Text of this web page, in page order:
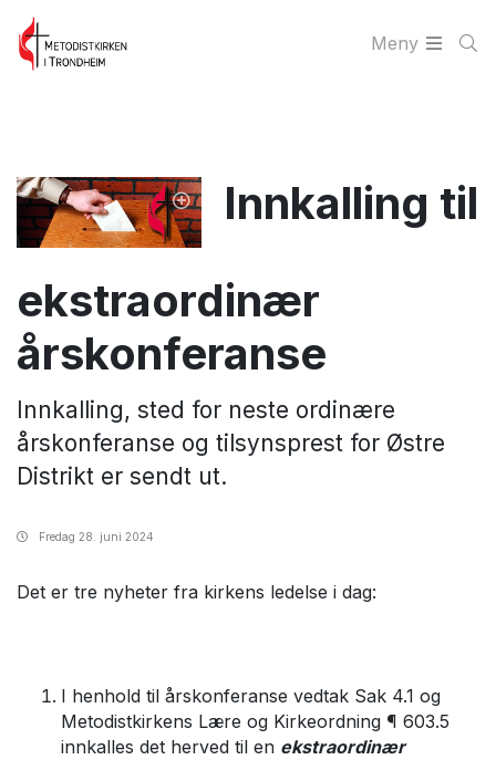
Meny
Innkalling til
ekstraordinær
årskonferanse
Innkalling, sted for neste ordinære
årskonferanse og tilsynsprest for Østre
Distrikt er sendt ut.
Fredag 28. juni 2024
Det er tre nyheter fra kirkens ledelse i dag:
I henhold til årskonferanse vedtak Sak 4.1 og
Metodistkirkens Lære og Kirkeordning ¶ 603.5
innkalles det herved til en ekstraordinær